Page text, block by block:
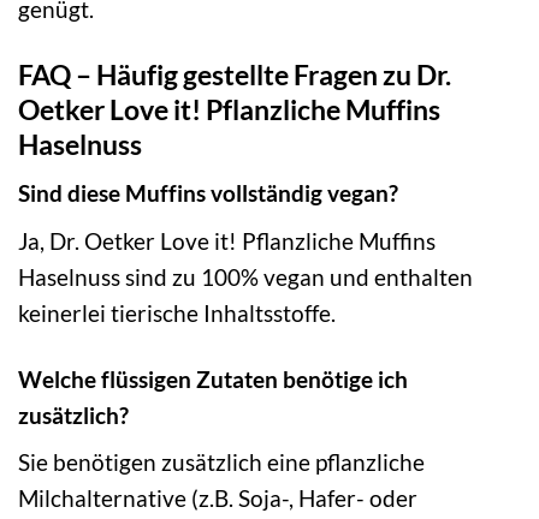
genügt.
FAQ – Häufig gestellte Fragen zu Dr.
Oetker Love it! Pflanzliche Muffins
Haselnuss
Sind diese Muffins vollständig vegan?
Ja, Dr. Oetker Love it! Pflanzliche Muffins
Haselnuss sind zu 100% vegan und enthalten
keinerlei tierische Inhaltsstoffe.
Welche flüssigen Zutaten benötige ich
zusätzlich?
Sie benötigen zusätzlich eine pflanzliche
Milchalternative (z.B. Soja-, Hafer- oder